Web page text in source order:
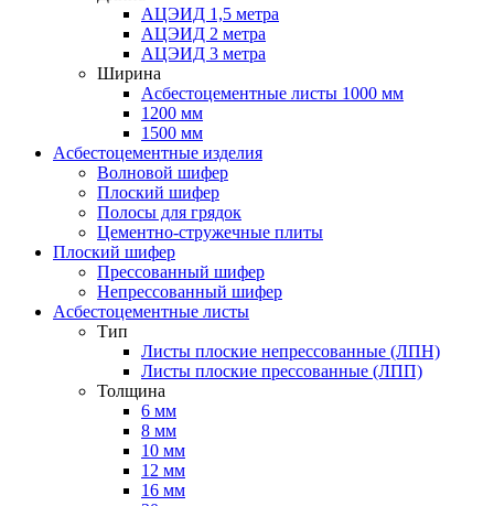
АЦЭИД 1,5 метра
АЦЭИД 2 метра
АЦЭИД 3 метра
Ширина
Асбестоцементные листы 1000 мм
1200 мм
1500 мм
Асбестоцементные изделия
Волновой шифер
Плоский шифер
Полосы для грядок
Цементно-стружечные плиты
Плоский шифер
Прессованный шифер
Непрессованный шифер
Асбестоцементные листы
Тип
Листы плоские непрессованные (ЛПН)
Листы плоские прессованные (ЛПП)
Толщина
6 мм
8 мм
10 мм
12 мм
16 мм